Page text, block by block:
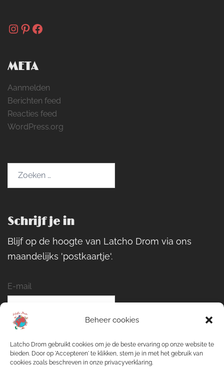
Beheer cookies
Latcho Drom gebruikt cookies om je de beste ervaring op onze website te
bieden. Door op 'Accepteren' te klikken, stem je in met het gebruik van
cookies zoals beschreven in onze privacyverklaring.
Instagram
Pinterest
Facebook
META
Aanmelden
Berichten feed
Reacties feed
WordPress.org
Schrijf je in
Blijf op de hoogte van Latcho Drom via ons
maandelijks 'postkaartje'.
E-mail
Naam